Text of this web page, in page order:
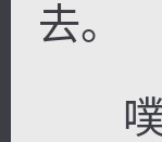
去。
噗